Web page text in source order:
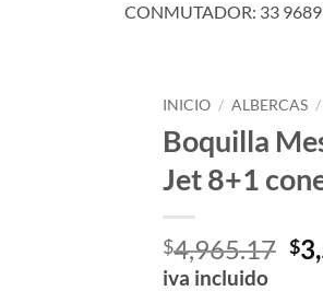
CONMUTADOR: 33
INICIO / ALBERCAS /
Boquilla
Jet 8+1
$4,965.17 El
$
iva incluido